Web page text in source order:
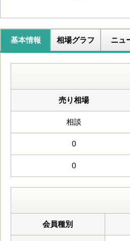
基本情報 相場グラフ ニュ
売り相場
相談
0
0
会員種別